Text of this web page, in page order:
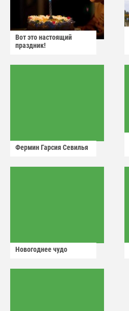
Вот это настоящий
праздник!
Фермин Гарсия Севилья
Новогоднее чудо